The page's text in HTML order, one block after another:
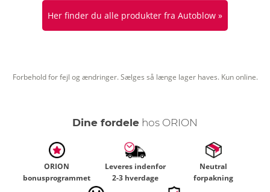
Her finder du alle produkter fra Autoblow »
Forbehold for fejl og ændringer. Sælges så længe lager haves. Kun online.
Dine fordele hos ORION
ORION
bonusprogrammet
Leveres indenfor
2-3 hverdage
Neutral
forpakning